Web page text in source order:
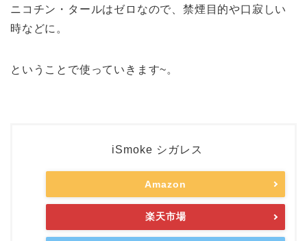
ニコチン・タールはゼロなので、禁煙目的や口寂しい
時などに。
ということで使っていきます~。
iSmoke シガレス
Amazon
楽天市場